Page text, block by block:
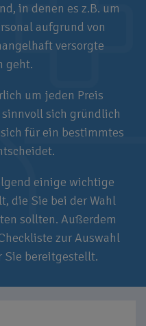
in denen es z.B. um
aufgrund von
versorgte
geht.
um jeden Preis
sich gründlich
für ein bestimmtes
einige wichtige
die Sie bei der Wahl
sollten. Außerdem
zur Auswahl
Sie bereitgestellt.